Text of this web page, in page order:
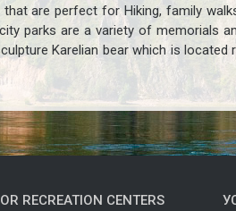
are perfect for Hiking, family
parks are a variety of memorials
Karelian bear which is
RECREATION CENTERS